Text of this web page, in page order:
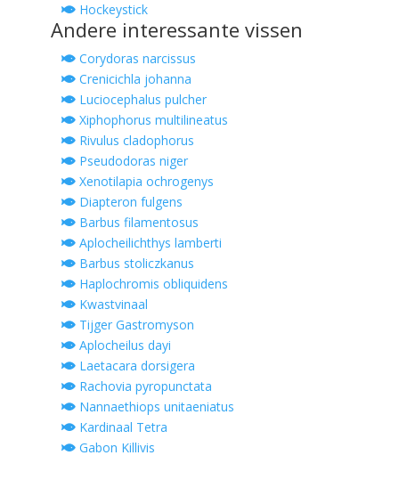
Hockeystick
Andere interessante vissen
Corydoras narcissus
Crenicichla johanna
Luciocephalus pulcher
Xiphophorus multilineatus
Rivulus cladophorus
Pseudodoras niger
Xenotilapia ochrogenys
Diapteron fulgens
Barbus filamentosus
Aplocheilichthys lamberti
Barbus stoliczkanus
Haplochromis obliquidens
Kwastvinaal
Tijger Gastromyson
Aplocheilus dayi
Laetacara dorsigera
Rachovia pyropunctata
Nannaethiops unitaeniatus
Kardinaal Tetra
Gabon Killivis